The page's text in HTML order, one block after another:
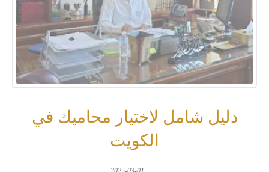
دليل شامل لاختيار محاميك في
الكويت